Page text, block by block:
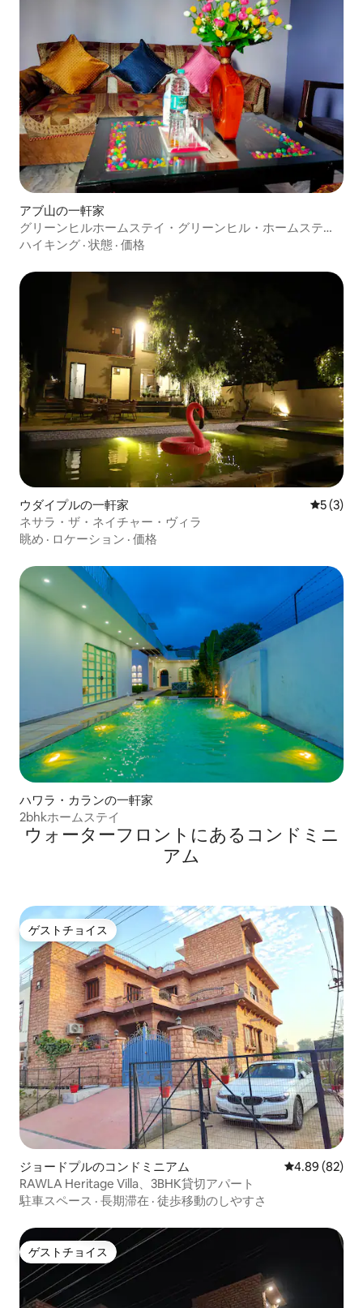
アブ山の一軒家
グリーンヒルホームステイ・グリーンヒル・ホームステ
イ・ヴィラ
ハイキング · 状態 · 価格
ウダイプルの一軒家 レビュー
5 (3)
ネサラ・ザ・ネイチャー・ヴィラ
眺め · ロケーション · 価格
ハワラ・カランの一軒家
2bhkホームステイ
ウォーターフロントにあるコンドミニ
アム
ゲストチョイス
ゲストチョイス
ジョードプルのコンドミニアム レビュー82
4.89 (82)
RAWLA Heritage Villa、3BHK貸切アパート
駐車スペース · 長期滞在 · 徒歩移動のしやすさ
ゲストチョイス
ゲストチョイス